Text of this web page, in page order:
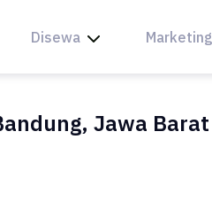
Disewa Marketing
Jawa Barat